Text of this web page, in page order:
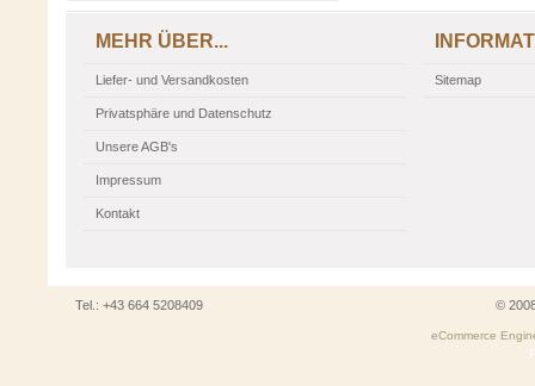
MEHR ÜBER...
Liefer- und Versandkosten
Privatsphäre und Datenschutz
Unsere AGB's
Impressum
Kontakt
Sitemap
Tel.: +43 664 5208409 ©
eCommerce